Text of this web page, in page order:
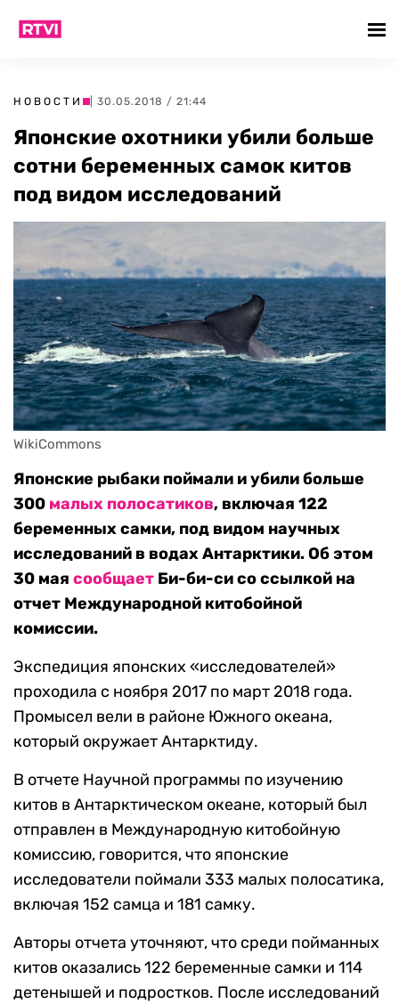
НОВОСТИ | 30.05.2018 / 21:44
Японские охотники убили больше
сотни беременных самок китов
под видом исследований
WikiCommons
Японские рыбаки поймали и убили больше
300 малых полосатиков, включая 122
беременных самки, под видом научных
исследований в водах Антарктики. Об этом
30 мая сообщает Би-би-си со ссылкой на
отчет Международной китобойной
комиссии.
Экспедиция японских «исследователей»
проходила с ноября 2017 по март 2018 года.
Промысел вели в районе Южного океана,
который окружает Антарктиду.
В отчете Научной программы по изучению
китов в Антарктическом океане, который был
отправлен в Международную китобойную
комиссию, говорится, что японские
исследователи поймали 333 малых полосатика,
включая 152 самца и 181 самку.
Авторы отчета уточняют, что среди пойманных
китов оказались 122 беременные самки и 114
детенышей и подростков. После исследований